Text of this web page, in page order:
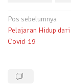
Navigasi
pos
Pos sebelumnya
Pelajaran Hidup dari
Covid-19